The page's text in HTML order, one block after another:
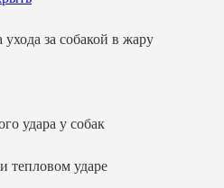
за собакой в жару
удара у собак
тепловом ударе